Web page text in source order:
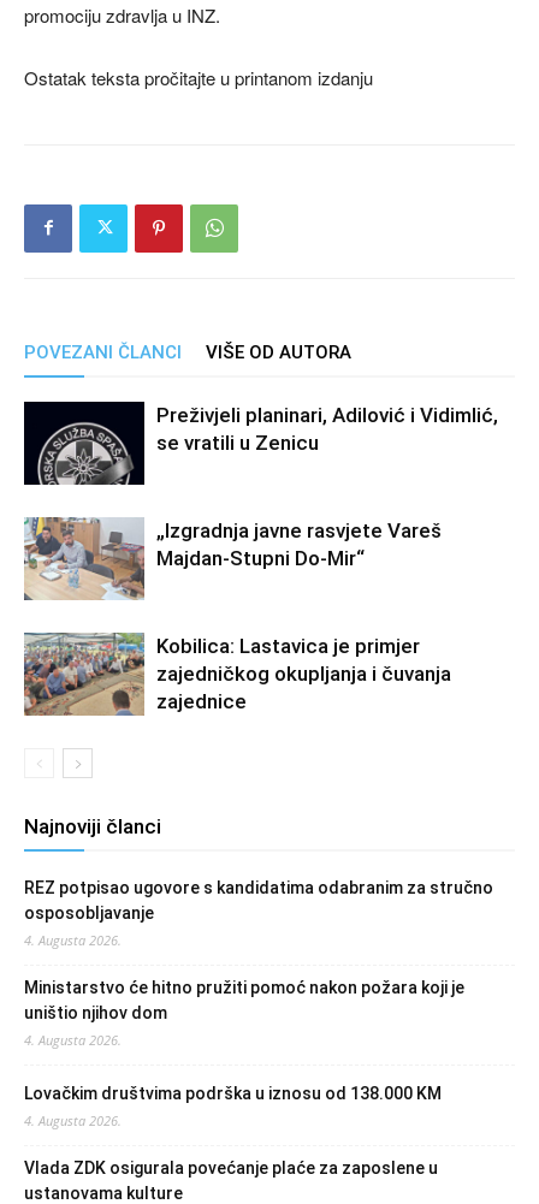
promociju zdravlja u INZ.
Ostatak teksta pročitajte u printanom izdanju
POVEZANI ČLANCI VIŠE OD AUTORA
Preživjeli planinari, Adilović i Vidimlić,
se vratili u Zenicu
„Izgradnja javne rasvjete Vareš
Majdan-Stupni Do-Mir“
Kobilica: Lastavica je primjer
zajedničkog okupljanja i čuvanja
zajednice
Najnoviji članci
REZ potpisao ugovore s kandidatima odabranim za stručno
osposobljavanje
4. Augusta 2026.
Ministarstvo će hitno pružiti pomoć nakon požara koji je
uništio njihov dom
4. Augusta 2026.
Lovačkim društvima podrška u iznosu od 138.000 KM
4. Augusta 2026.
Vlada ZDK osigurala povećanje plaće za zaposlene u
ustanovama kulture